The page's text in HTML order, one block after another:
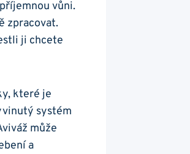
vůni.
zpracovat.
ji chcete
které je
systém
‌může
a